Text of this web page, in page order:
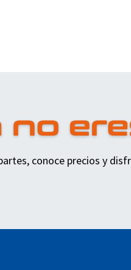
conoce precios y